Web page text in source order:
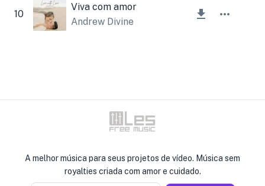
10
Viva com amor
Andrew Divine
A melhor música para seus projetos de vídeo. Música sem
royalties criada com amor e cuidado.